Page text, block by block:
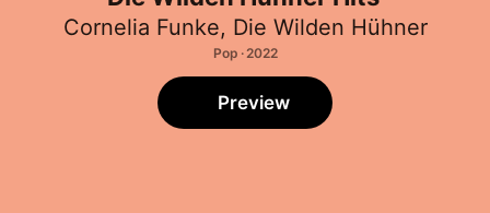
Cornelia Funke, Die Wilden Hühner
Pop · 2022
Preview